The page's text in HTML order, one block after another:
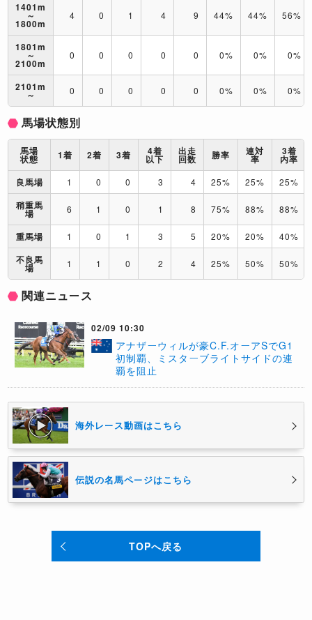
1401m
～
1800m
4 0 1 4 9 44% 44% 56%
1801m
～
2100m
0 0 0 0 0 0% 0% 0%
2101m
～ 0 0 0 0 0 0% 0% 0%
馬場状態別
馬場
状態 1着 2着 3着 4着
以下
出走
回数 勝率 連対
率
3着
内率
良馬場
1 0 0 3 4 25% 25% 25%
稍重馬
場 6 1 0 1 8 75% 88% 88%
重馬場 1 0 1 3 5 20% 20% 40%
不良馬
場 1 1 0 2 4 25% 50% 50%
関連ニュース
02/09 10:30
アナザーウィルが豪C.F.オーアSでG1
初制覇、ミスターブライトサイドの連
覇を阻止
海外レース動画はこちら
伝説の名馬ページはこちら
TOPへ戻る